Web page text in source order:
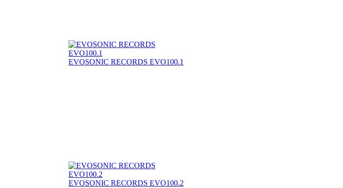
EVOSONIC RECORDS EVO100.1
EVOSONIC RECORDS EVO100.2